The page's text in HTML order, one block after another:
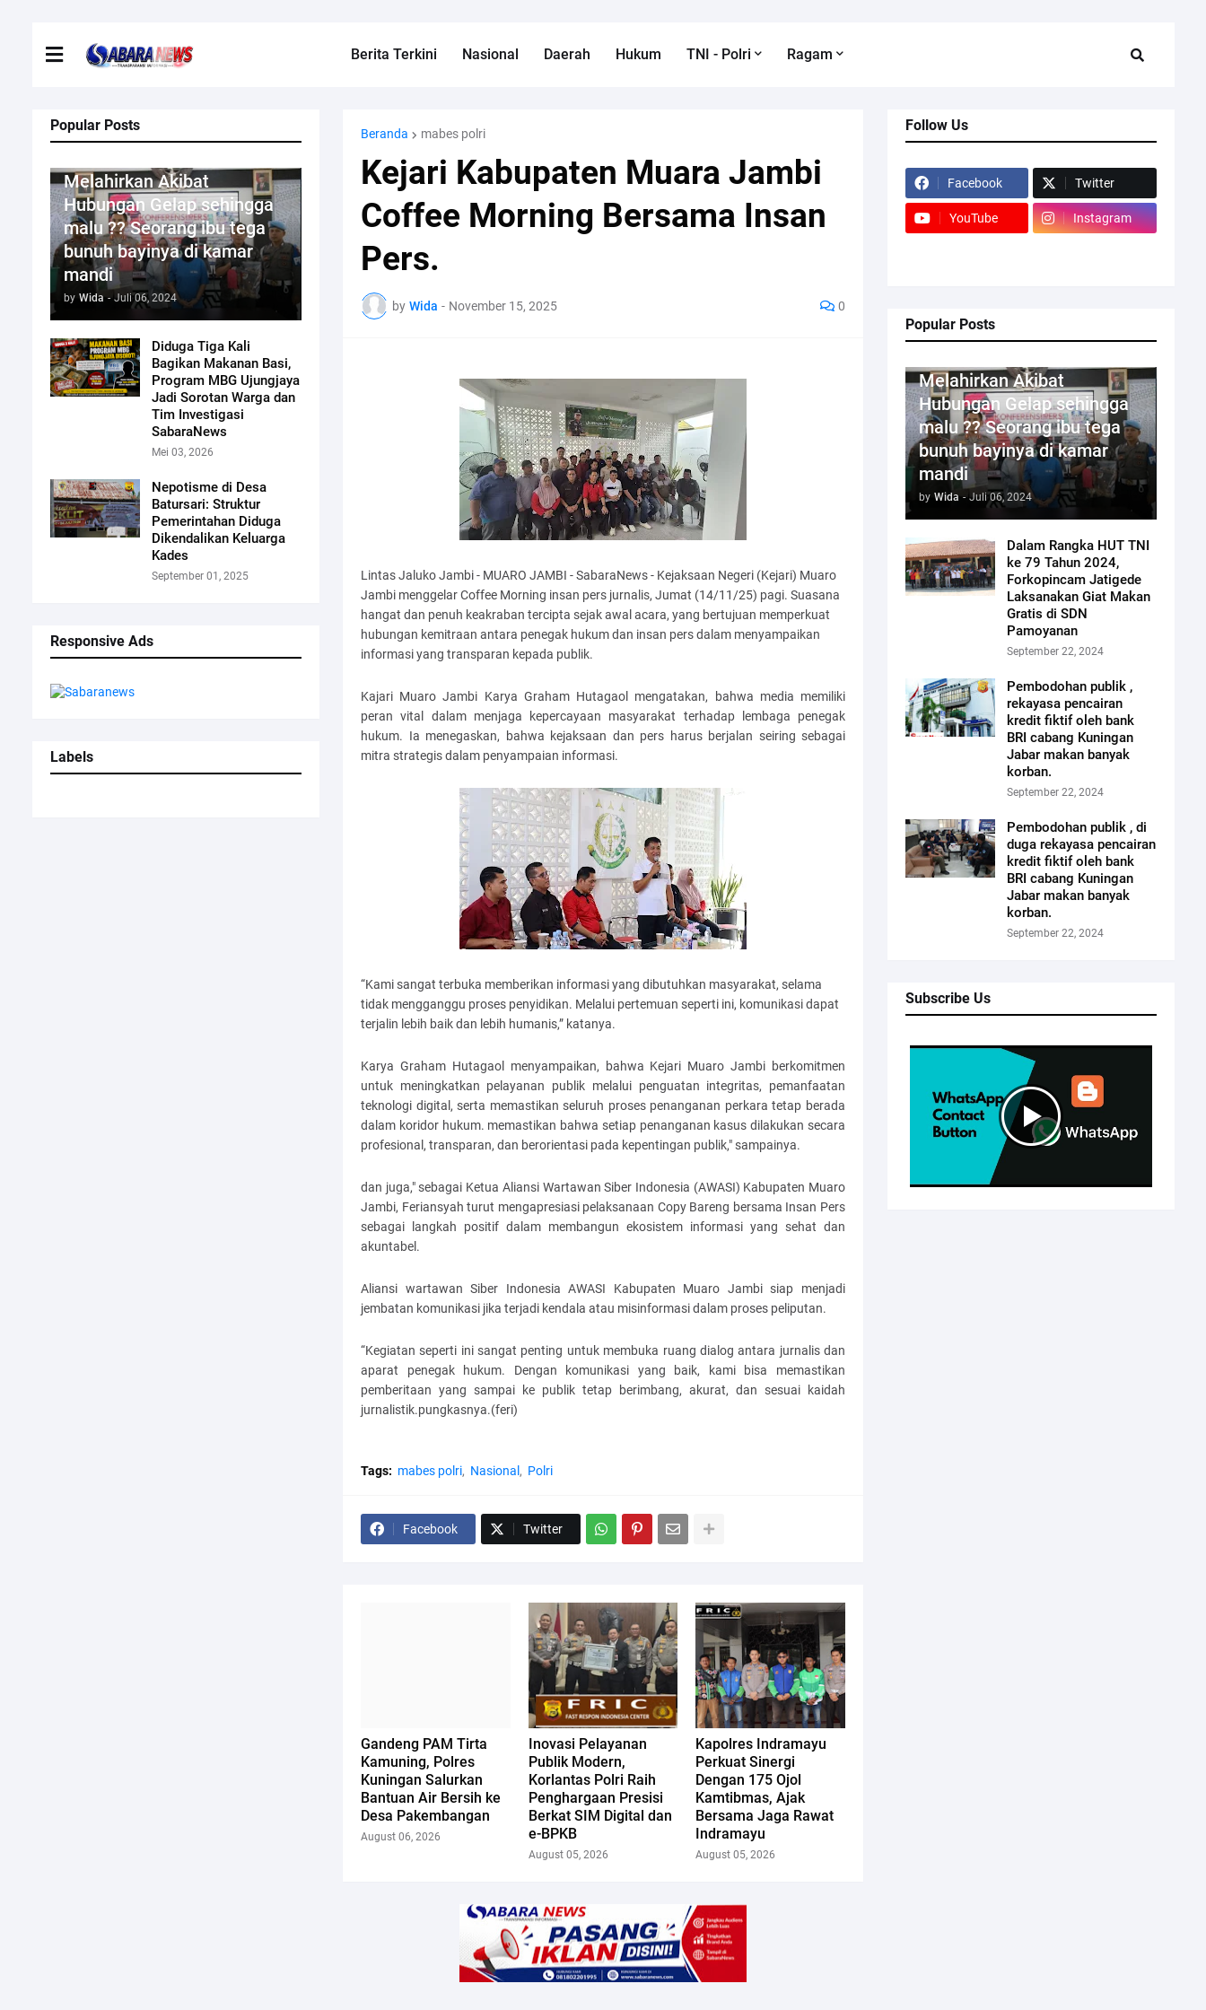
Berita Terkini Nasional Daerah Hukum TNI - Polri Ragam
Popular Posts
Melahirkan Akibat
Hubungan Gelap sehingga
malu ?? Seorang ibu tega
bunuh bayinya di kamar
mandi
by Wida - Juli 06, 2024
Diduga Tiga Kali
Bagikan Makanan Basi,
Program MBG Ujungjaya
Jadi Sorotan Warga dan
Tim Investigasi
SabaraNews
Mei 03, 2026
Nepotisme di Desa
Batursari: Struktur
Pemerintahan Diduga
Dikendalikan Keluarga
Kades
September 01, 2025
Responsive Ads
Labels
Beranda mabes polri
Kejari Kabupaten Muara Jambi
Coffee Morning Bersama Insan
Pers.
by Wida - November 15, 2025 0
Lintas Jaluko Jambi - MUARO JAMBI - SabaraNews - Kejaksaan Negeri (Kejari) Muaro
Jambi menggelar Coffee Morning insan pers jurnalis, Jumat (14/11/25) pagi. Suasana
hangat dan penuh keakraban tercipta sejak awal acara, yang bertujuan memperkuat
hubungan kemitraan antara penegak hukum dan insan pers dalam menyampaikan
informasi yang transparan kepada publik.
Kajari Muaro Jambi Karya Graham Hutagaol mengatakan, bahwa media memiliki
peran vital dalam menjaga kepercayaan masyarakat terhadap lembaga penegak
hukum. Ia menegaskan, bahwa kejaksaan dan pers harus berjalan seiring sebagai
mitra strategis dalam penyampaian informasi.
“Kami sangat terbuka memberikan informasi yang dibutuhkan masyarakat, selama
tidak mengganggu proses penyidikan. Melalui pertemuan seperti ini, komunikasi dapat
terjalin lebih baik dan lebih humanis,” katanya.
Karya Graham Hutagaol menyampaikan, bahwa Kejari Muaro Jambi berkomitmen
untuk meningkatkan pelayanan publik melalui penguatan integritas, pemanfaatan
teknologi digital, serta memastikan seluruh proses penanganan perkara tetap berada
dalam koridor hukum. memastikan bahwa setiap penanganan kasus dilakukan secara
profesional, transparan, dan berorientasi pada kepentingan publik," sampainya.
dan juga," sebagai Ketua Aliansi Wartawan Siber Indonesia (AWASI) Kabupaten Muaro
Jambi, Feriansyah turut mengapresiasi pelaksanaan Copy Bareng bersama Insan Pers
sebagai langkah positif dalam membangun ekosistem informasi yang sehat dan
akuntabel.
Aliansi wartawan Siber Indonesia AWASI Kabupaten Muaro Jambi siap menjadi
jembatan komunikasi jika terjadi kendala atau misinformasi dalam proses peliputan.
“Kegiatan seperti ini sangat penting untuk membuka ruang dialog antara jurnalis dan
aparat penegak hukum. Dengan komunikasi yang baik, kami bisa memastikan
pemberitaan yang sampai ke publik tetap berimbang, akurat, dan sesuai kaidah
jurnalistik.pungkasnya.(feri)
Tags: mabes polri Nasional Polri
Facebook Twitter
Gandeng PAM Tirta
Kamuning, Polres
Kuningan Salurkan
Bantuan Air Bersih ke
Desa Pakembangan
August 06, 2026
Inovasi Pelayanan
Publik Modern,
Korlantas Polri Raih
Penghargaan Presisi
Berkat SIM Digital dan
e-BPKB
August 05, 2026
Kapolres Indramayu
Perkuat Sinergi
Dengan 175 Ojol
Kamtibmas, Ajak
Bersama Jaga Rawat
Indramayu
August 05, 2026
Follow Us
Facebook Twitter
YouTube Instagram
Popular Posts
Melahirkan Akibat
Hubungan Gelap sehingga
malu ?? Seorang ibu tega
bunuh bayinya di kamar
mandi
by Wida - Juli 06, 2024
Dalam Rangka HUT TNI
ke 79 Tahun 2024,
Forkopincam Jatigede
Laksanakan Giat Makan
Gratis di SDN
Pamoyanan
September 22, 2024
Pembodohan publik ,
rekayasa pencairan
kredit fiktif oleh bank
BRI cabang Kuningan
Jabar makan banyak
korban.
September 22, 2024
Pembodohan publik , di
duga rekayasa pencairan
kredit fiktif oleh bank
BRI cabang Kuningan
Jabar makan banyak
korban.
September 22, 2024
Subscribe Us